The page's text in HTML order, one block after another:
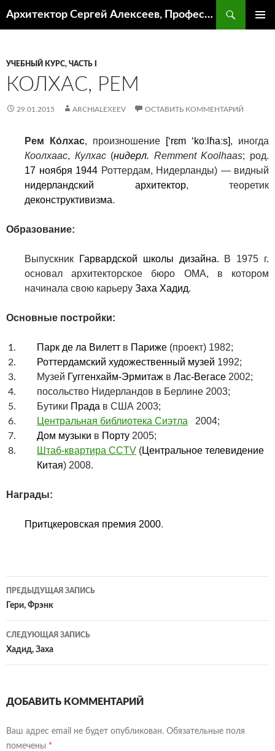
Архитектор Сергей Алексеев, Профессор кафедры ИА и АР ААИ ЮФУ
УЧЕБНЫЙ КУРС, ЧАСТЬ I
КОЛХАС, РЕМ
29.01.2015 ARCHIALEXEEV ОСТАВИТЬ КОММЕНТАРИЙ
Рем Ко́лхас, произношение [‘rɛm ‘koːlɦaːs], иногда
Коолхаас, Кулхас(нидерл. Remment Koolhaas; род.
17 ноября 1944 Роттердам, Нидерланды) — видный
нидерландский
архитектор, теоретик
деконструктивизма.
Образование:
Выпускник Гарвардской школы дизайна. В 1975 г.
основал архитекторское бюро ОМА, в котором
начинала свою карьеру Заха Хадид.
Основные постройки:
Парк де ла Вилетт в Париже (проект) 1982;
Роттердамский художественный музей 1992;
Музей Гуггенхайм-Эрмитаж в Лас-Вегасе 2002;
посольство Нидерландов в Берлине 2003;
Бутики Прада в США 2003;
Центральная библиотека Сиэтла
2004;
Дом музыки в Порту 2005;
Штаб-квартира CCTV (Центральное телевидение
Китая) 2008.
Награды:
Притцкеровская премия 2000.
Навигация
по
записям
ПРЕДЫДУЩАЯ ЗАПИСЬ
Гери, Фрэнк
СЛЕДУЮЩАЯ ЗАПИСЬ
Хадид, Заха
ДОБАВИТЬ КОММЕНТАРИЙ
Ваш адрес email не будет опубликован. Обязательные поля
помечены *